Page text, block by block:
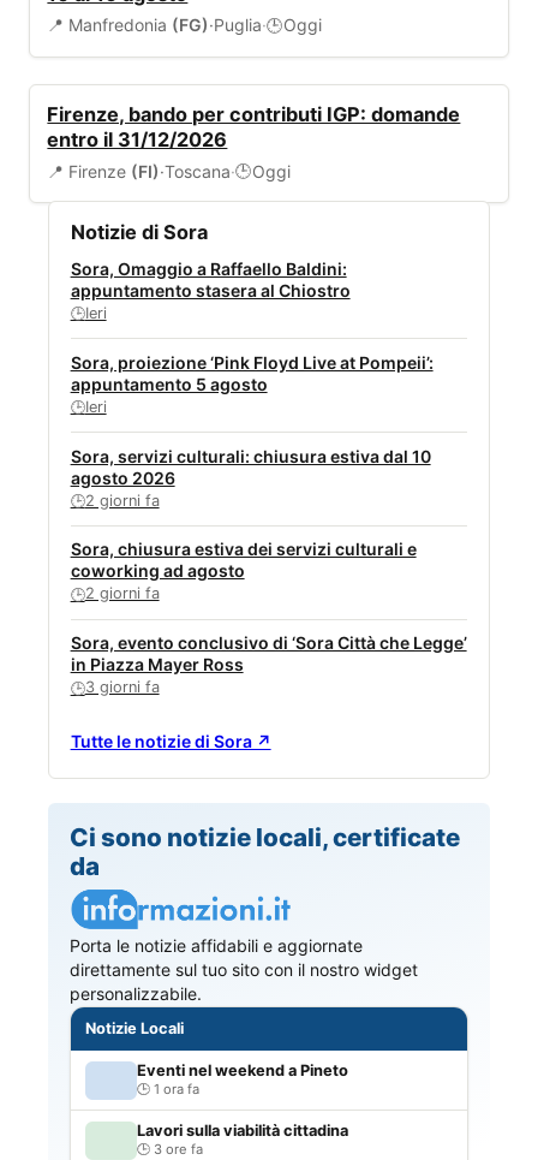
📍 Manfredonia (FG)·Puglia·🕒Oggi
Firenze, bando per contributi IGP: domande
entro il 31/12/2026
📍 Firenze (FI)·Toscana·🕒Oggi
Notizie di Sora
Sora, Omaggio a Raffaello Baldini:
appuntamento stasera al Chiostro
🕒Ieri
Sora, proiezione ‘Pink Floyd Live at Pompeii’:
appuntamento 5 agosto
🕒Ieri
Sora, servizi culturali: chiusura estiva dal 10
agosto 2026
🕒2 giorni fa
Sora, chiusura estiva dei servizi culturali e
coworking ad agosto
🕒2 giorni fa
Sora, evento conclusivo di ‘Sora Città che Legge’
in Piazza Mayer Ross
🕒3 giorni fa
Tutte le notizie di Sora ↗
Ci sono notizie locali, certificate
da
Porta le notizie affidabili e aggiornate
direttamente sul tuo sito con il nostro widget
personalizzabile.
Notizie Locali
Eventi nel weekend a Pineto
1 ora fa
Lavori sulla viabilità cittadina
3 ore fa